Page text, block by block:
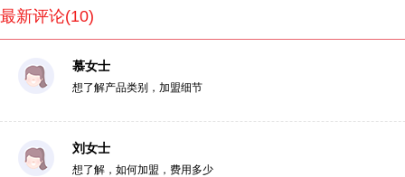
最新评论(10)
慕女士
想了解产品类别，加盟细节
刘女士
想了解，如何加盟，费用多少